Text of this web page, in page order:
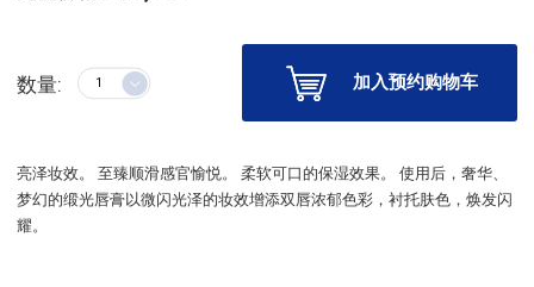
数量: 加入预约购物车
亮泽妆效。 至臻顺滑感官愉悦。 柔软可口的保湿效果。 使用后，奢华、
梦幻的缎光唇膏以微闪光泽的妆效增添双唇浓郁色彩，衬托肤色，焕发闪
耀。